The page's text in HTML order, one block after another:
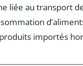
liée au transport
importés